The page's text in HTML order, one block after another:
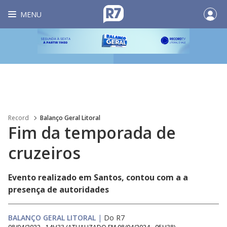
MENU
Record Balanço Geral Litoral
Fim da temporada de
cruzeiros
Evento realizado em Santos, contou com a a
presença de autoridades
BALANÇO GERAL LITORAL | Do R7